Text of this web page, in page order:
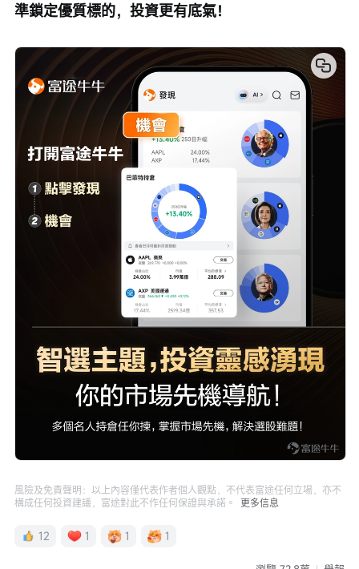
準鎖定優質標的，投資更有底氣！
風險及免責聲明：以上內容僅代表作者個人觀點，不代表富途任何立場，亦不
構成任何投資建議，富途對此不作任何保證與承諾。
更多信息
12 1 1 1